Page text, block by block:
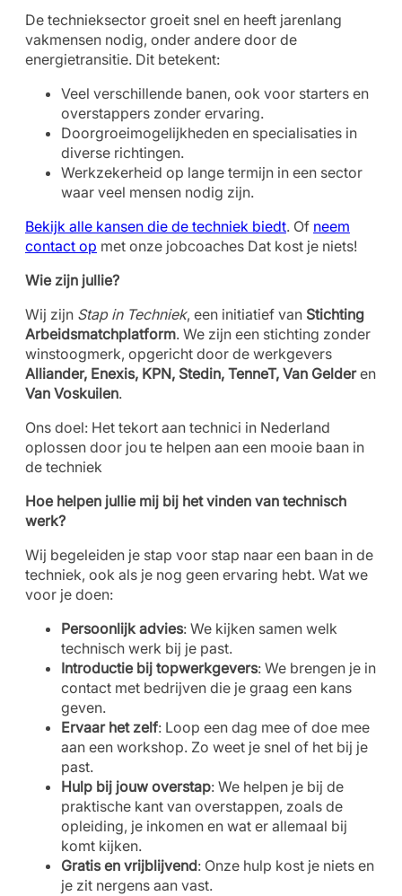
De technieksector groeit snel en heeft jarenlang
vakmensen nodig, onder andere door de
energietransitie. Dit betekent:
Veel verschillende banen, ook voor starters en
overstappers zonder ervaring.
Doorgroeimogelijkheden en specialisaties in
diverse richtingen.
Werkzekerheid op lange termijn in een sector
waar veel mensen nodig zijn.
Bekijk alle kansen die de techniek biedt. Of neem
contact op met onze jobcoaches Dat kost je niets!
Wie zijn jullie?
Wij zijn Stap in Techniek, een initiatief van Stichting
Arbeidsmatchplatform. We zijn een stichting zonder
winstoogmerk, opgericht door de werkgevers
Alliander, Enexis, KPN, Stedin, TenneT, Van Gelderen
Van Voskuilen.
Ons doel: Het tekort aan technici in Nederland
oplossen door jou te helpen aan een mooie baan in
de techniek
Hoe helpen jullie mij bij het vinden van technisch
werk?
Wij begeleiden je stap voor stap naar een baan in de
techniek, ook als je nog geen ervaring hebt. Wat we
voor je doen:
Persoonlijk advies: We kijken samen welk
technisch werk bij je past.
Introductie bij topwerkgevers: We brengen je in
contact met bedrijven die je graag een kans
geven.
Ervaar het zelf: Loop een dag mee of doe mee
aan een workshop. Zo weet je snel of het bij je
past.
Hulp bij jouw overstap: We helpen je bij de
praktische kant van overstappen, zoals de
opleiding, je inkomen en wat er allemaal bij
komt kijken.
Gratis en vrijblijvend: Onze hulp kost je niets en
je zit nergens aan vast.